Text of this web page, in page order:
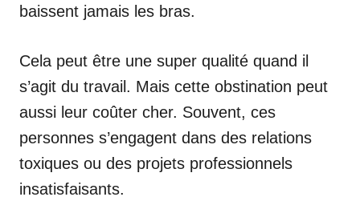
baissent jamais les bras.
Cela peut être une super qualité quand il
s’agit du travail. Mais cette obstination peut
aussi leur coûter cher. Souvent, ces
personnes s’engagent dans des relations
toxiques ou des projets professionnels
insatisfaisants.